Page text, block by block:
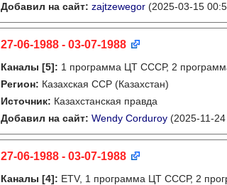
Добавил на сайт: zajtzewegor (2025-03-15
27-06-1988 - 03-07-1988
Каналы [5]: 1 программа ЦТ СССР, 2
Регион: Казахская ССР (Казахстан)
Источник: Казахстанская правда
Добавил на сайт: Wendy Corduroy (2025-11-
27-06-1988 - 03-07-1988
Каналы [4]: ETV, 1 программа ЦТ СССР, 2